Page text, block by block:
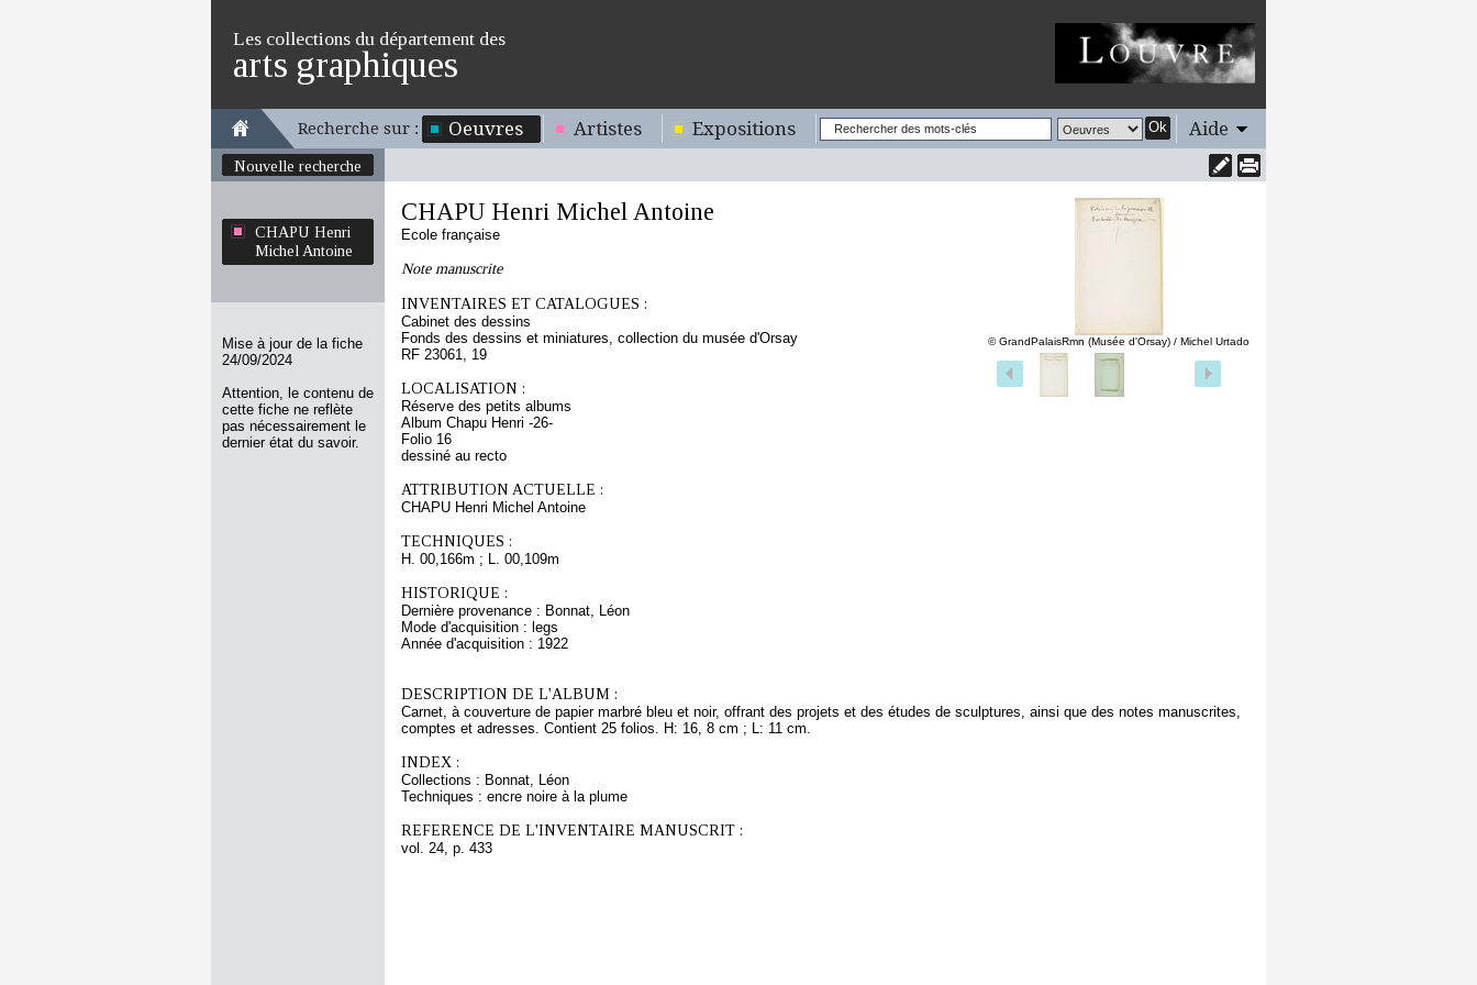
Les collections du département des
arts graphiques
Recherche sur : Oeuvres Artistes Expositions Ok Aide
Nouvelle recherche
CHAPU Henri
Michel Antoine
Mise à jour de la fiche
24/09/2024
Attention, le contenu de
cette fiche ne reflète
pas nécessairement le
dernier état du savoir.
© GrandPalaisRmn (Musée d'Orsay) / Michel Urtado
CHAPU Henri Michel Antoine
Ecole française
Note manuscrite
INVENTAIRES ET CATALOGUES :
Cabinet des dessins
Fonds des dessins et miniatures, collection du musée d'Orsay
RF 23061, 19
LOCALISATION :
Réserve des petits albums
Album Chapu Henri -26-
Folio 16
dessiné au recto
ATTRIBUTION ACTUELLE :
CHAPU Henri Michel Antoine
TECHNIQUES :
H. 00,166m ; L. 00,109m
HISTORIQUE :
Dernière provenance : Bonnat, Léon
Mode d'acquisition : legs
Année d'acquisition : 1922
DESCRIPTION DE L'ALBUM :
Carnet, à couverture de papier marbré bleu et noir, offrant des projets et des études de sculptures, ainsi que des notes manuscrites,
comptes et adresses. Contient 25 folios. H: 16, 8 cm ; L: 11 cm.
INDEX :
Collections : Bonnat, Léon
Techniques : encre noire à la plume
REFERENCE DE L'INVENTAIRE MANUSCRIT :
vol. 24, p. 433